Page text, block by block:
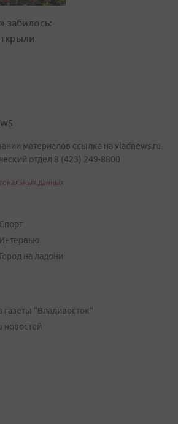
забилось:
материалов ссылка на vladnews.ru
отдел 8 (423) 249-8800
данных
Спорт
Интервью
Город на ладони
газеты "Владивосток"
новостей